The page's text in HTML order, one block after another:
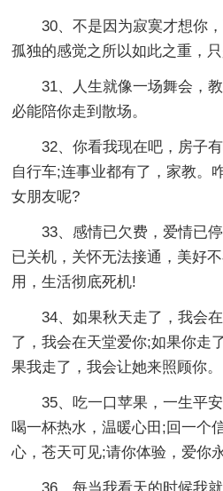
30、不是因为寂寞才想你，
孤独的感觉之所以如此之重，只
31、人生就像一场舞会，教
必能陪你走到散场。
32、你看我现在吧，房子有
自行车;连事业都有了，家教。
女朋友呢?
33、感情已欠费，爱情已停
已关机，关怀无法接通，美好
用，生活彻底死机!
34、如果秋天走了，我会在
了，我会在天堂爱你;如果你走
果我走了，我会让她来照顾你。
35、吃一口苹果，一生平安
喝一杯热水，温暖心田;回一个
心，苍天可见;请你体验，爱你